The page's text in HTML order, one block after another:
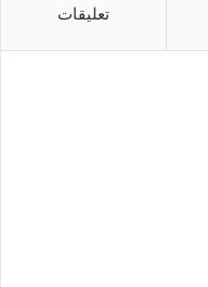
تعليقات